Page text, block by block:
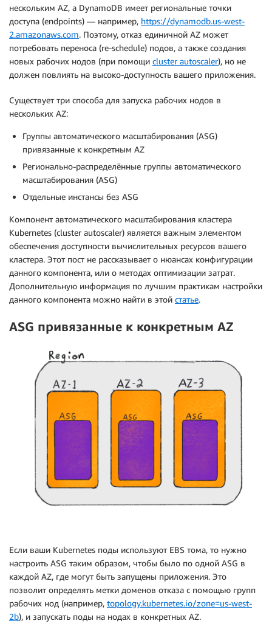
нескольким AZ, а DynamoDB имеет региональные точки
доступа (endpoints) — например, https://dynamodb.us-west-
2.amazonaws.com. Поэтому, отказ единичной AZ может
потребовать переноса (re-schedule) подов, а также создания
новых рабочих нодов (при помощи cluster autoscaler), но не
должен повлиять на высоко-доступность вашего приложения.
Существует три способа для запуска рабочих нодов в
нескольких AZ:
Группы автоматического масштабирования (ASG)
привязанные к конкретным AZ
Регионально-распределённые группы автоматического
масштабирования (ASG)
Отдельные инстансы без ASG
Компонент автоматического масштабирования кластера
Kubernetes (cluster autoscaler) является важным элементом
обеспечения доступности вычислительных ресурсов вашего
кластера. Этот пост не рассказывает о нюансах конфигурации
данного компонента, или о методах оптимизации затрат.
Дополнительную информация по лучшим практикам настройки
данного компонента можно найти в этой статье.
ASG привязанные к конкретным AZ
Если ваши Kubernetes поды используют EBS тома, то нужно
настроить ASG таким образом, чтобы было по одной ASG в
каждой AZ, где могут быть запущены приложения. Это
позволит определять метки доменов отказа с помощью групп
рабочих нод (например, topology.kubernetes.io/zone=us-west-
2b), и запускать поды на нодах в конкретных AZ.